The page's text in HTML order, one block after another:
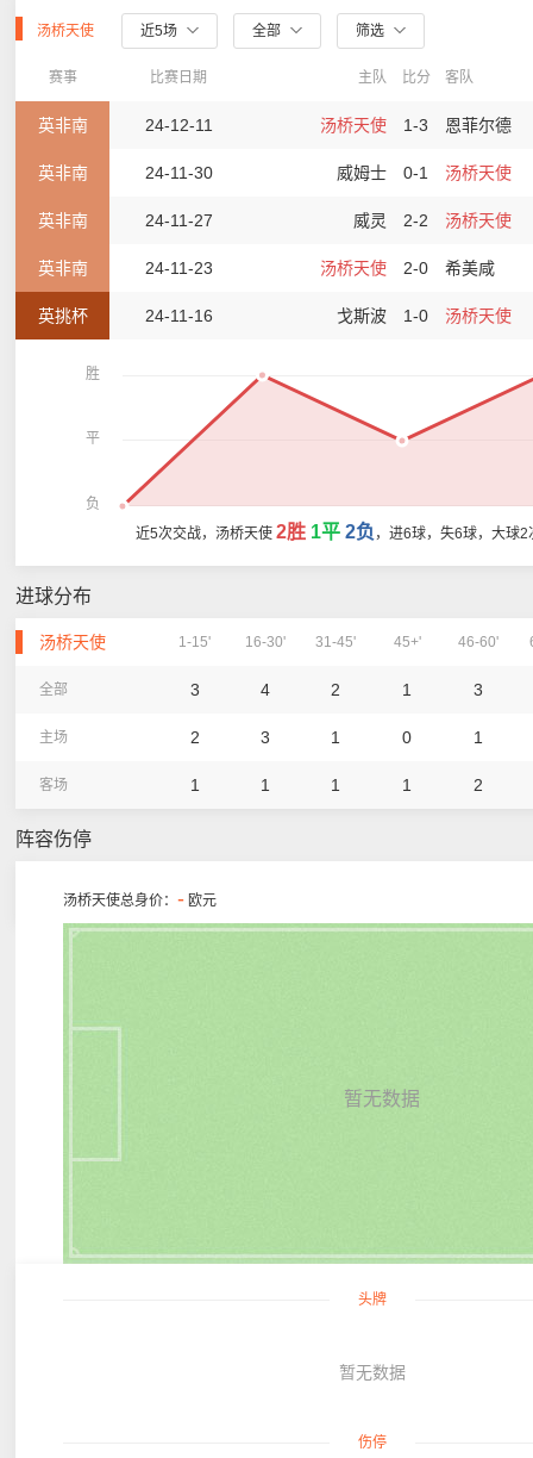
汤桥天使 近5场 全部 筛选
赛事 比赛日期 主队 比分 客队
英非南 24-12-11 汤桥天使 1-3 恩菲尔德
英非南 24-11-30 威姆士 0-1 汤桥天使
英非南 24-11-27 威灵 2-2 汤桥天使
英非南 24-11-23 汤桥天使 2-0 希美咸
英挑杯 24-11-16 戈斯波 1-0 汤桥天使
胜
平
负
近5次交战，汤桥天使 2胜 1平 2负 ，进6球，失6球，大球
进球分布
汤桥天使 1-15' 16-30' 31-45' 45+' 46-60'
全部 3 4 2 1 3
主场 2 3 1 0 1
客场 1 1 1 1 2
阵容伤停
汤桥天使总身价： - 欧元
暂无数据
头牌
暂无数据
伤停